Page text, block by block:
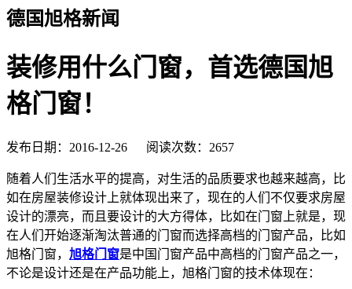
德国旭格新闻
装修用什么门窗，首选德国旭
格门窗！
发布日期：2016-12-26 阅读次数：2657
随着人们生活水平的提高，对生活的品质要求也越来越高，比
如在房屋装修设计上就体现出来了，现在的人们不仅要求房屋
设计的漂亮，而且要设计的大方得体，比如在门窗上就是，现
在人们开始逐渐淘汰普通的门窗而选择高档的门窗产品，比如
旭格门窗， 旭格门窗是中国门窗产品中高档的门窗产品之一，
不论是设计还是在产品功能上，旭格门窗的技术体现在：